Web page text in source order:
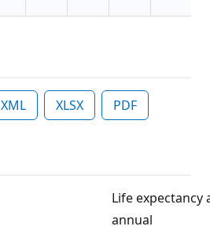
XML XLSX PDF
Life
annual